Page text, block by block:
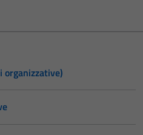
organizzative)